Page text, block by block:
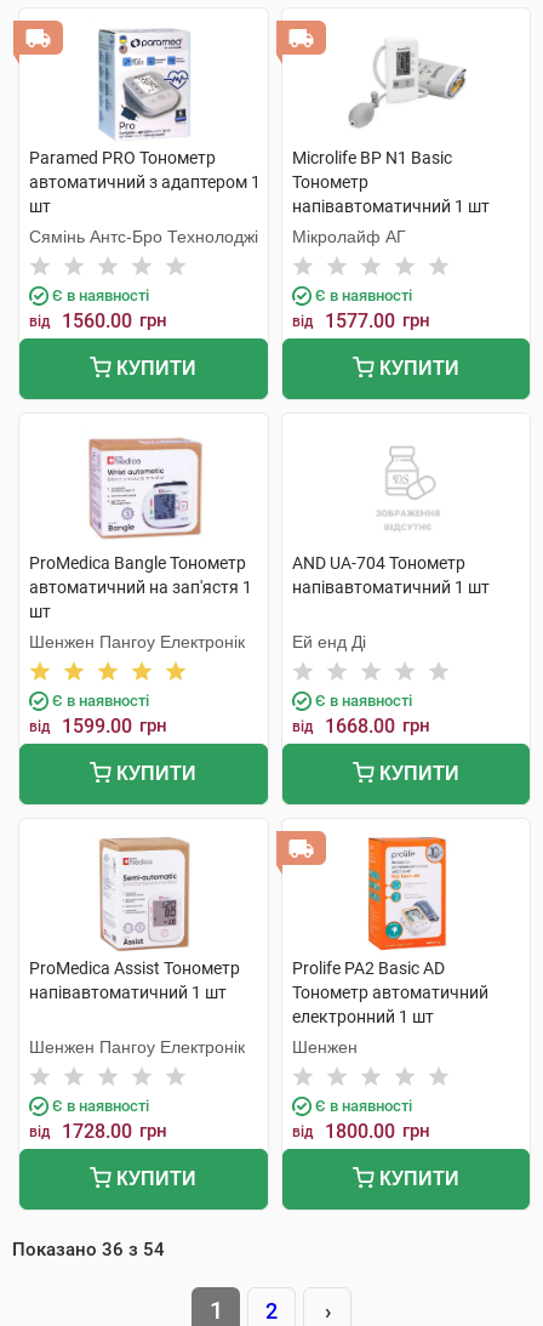
Paramed PRO Тонометр
автоматичний з адаптером 1
шт
Сямінь Антс-Бро Технолоджі
Є в наявності
від 1560.00 грн
КУПИТИ
Microlife BP N1 Basic
Тонометр
напівавтоматичний 1 шт
Мікролайф AГ
Є в наявності
від 1577.00 грн
КУПИТИ
ProMedica Bangle Тонометр
автоматичний на зап'ястя 1
шт
Шенжен Пангоу Електронік
Є в наявності
від 1599.00 грн
КУПИТИ
AND UA-704 Тонометр
напівавтоматичний 1 шт
Ей енд Ді
Є в наявності
від 1668.00 грн
КУПИТИ
ProMedica Assist Тонометр
напівавтоматичний 1 шт
Шенжен Пангоу Електронік
Є в наявності
від 1728.00 грн
КУПИТИ
Prolife PA2 Basic AD
Тонометр автоматичний
електронний 1 шт
Шенжен
Є в наявності
від 1800.00 грн
КУПИТИ
Показано 36 з 54
1 2 ›